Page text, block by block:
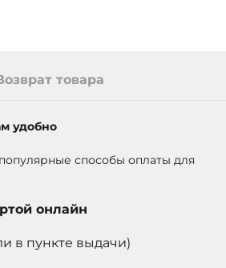
требованиям
недостатком (браком)
товара
удобно
способы оплаты для
онлайн
в пункте выдачи)